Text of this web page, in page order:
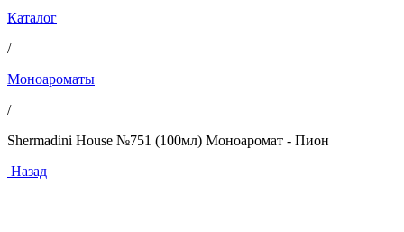
Каталог
/
Моноароматы
/
Shermadini House №751 (100мл) Моноаромат - Пион
Назад